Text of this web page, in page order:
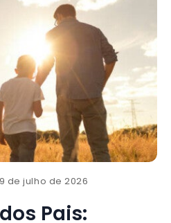
de julho de 2026
Pais: